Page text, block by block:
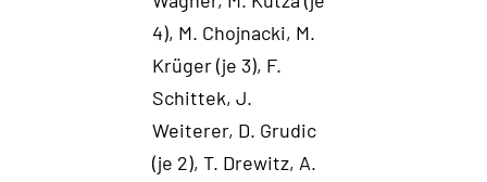
4), M. Chojnacki, M.
Krüger (je 3), F.
Schittek, J.
Weiterer, D. Grudic
(je 2), T. Drewitz, A.